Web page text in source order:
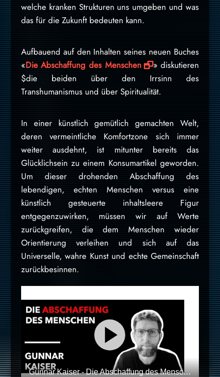
welche kranken Strukturen uns umgeben und was
das für die Zukunft bedeuten kann.
Aufbauend auf den Inhalten seines neuen Buches
«Die Abschaffung des Menschen
» diskutieren
$die beiden über den Irrsinn des
Transhumanismus und über Spiritualität.
In einer künstlich gemütlich gemachten Welt,
deren vermeintliche Komfortzone sich immer
weiter ausdehnt, ist mitunter bereits das
Glücklichsein zu einem Konsumartikel geworden.
Um dieser drohenden Abschaffung des
lebendigen, echten Menschen versus eine
künstlich gesteuerte inhaltsleere Figur
entgegenzuwirken, müssen wir auf Werte
zurückgreifen, die dem Menschen wieder
Orientierung verleihen und sich auf das
Universelle, wahre Kunst und echte Gemeinschaft
zurückbesinnen.
Gunnar Kaiser - Die Abschaffung des Menschen